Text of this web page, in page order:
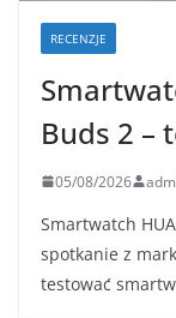
RECENZJE
Buds 2 –
05/08/2026
Smartwatch
spotkanie z
testować